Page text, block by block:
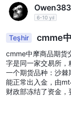
6-10 yıl
Teşhir cmme
cmme中摩商品期货
字是同一家交易所
一个期货品种：沙
能正常出入金，由
财政部冻结了资金
顺利，大家都期待
能拿出来。现在已